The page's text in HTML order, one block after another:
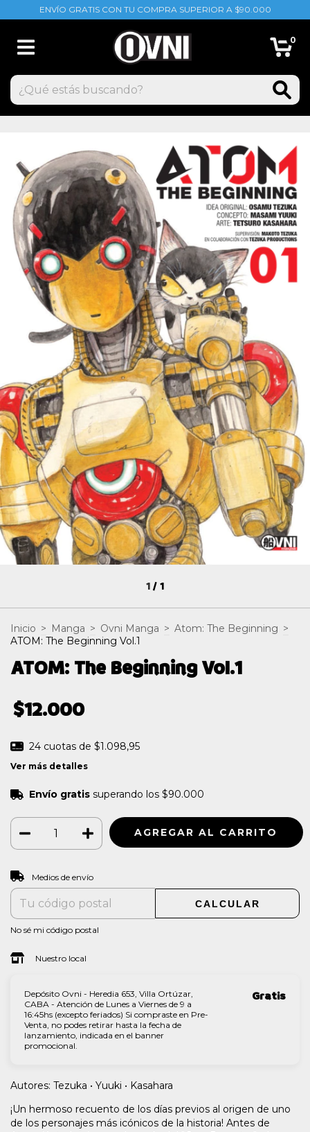
ENVÍO GRATIS CON TU COMPRA SUPERIOR A $90.000
0
1/1
Inicio > Manga > Ovni Manga > Atom: The Beginning >
ATOM: The Beginning Vol.1
ATOM: The Beginning Vol.1
$12.000
24 cuotas de $1.098,95
Ver más detalles
Envío gratis superando los $90.000
Entregas para el CP:
Medios de envío
CALCULAR
No sé mi código postal
Nuestro local
Depósito Ovni - Heredia 653, Villa Ortúzar,
CABA - Atención de Lunes a Viernes de 9 a
16:45hs (excepto feriados) Si compraste en Pre-
Venta, no podes retirar hasta la fecha de
lanzamiento, indicada en el banner
promocional.
Gratis
Autores: Tezuka • Yuuki • Kasahara
¡Un hermoso recuento de los días previos al origen de uno
de los personajes más icónicos de la historia! Antes de